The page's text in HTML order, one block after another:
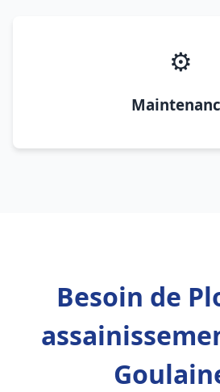
⚙️
Besoin de